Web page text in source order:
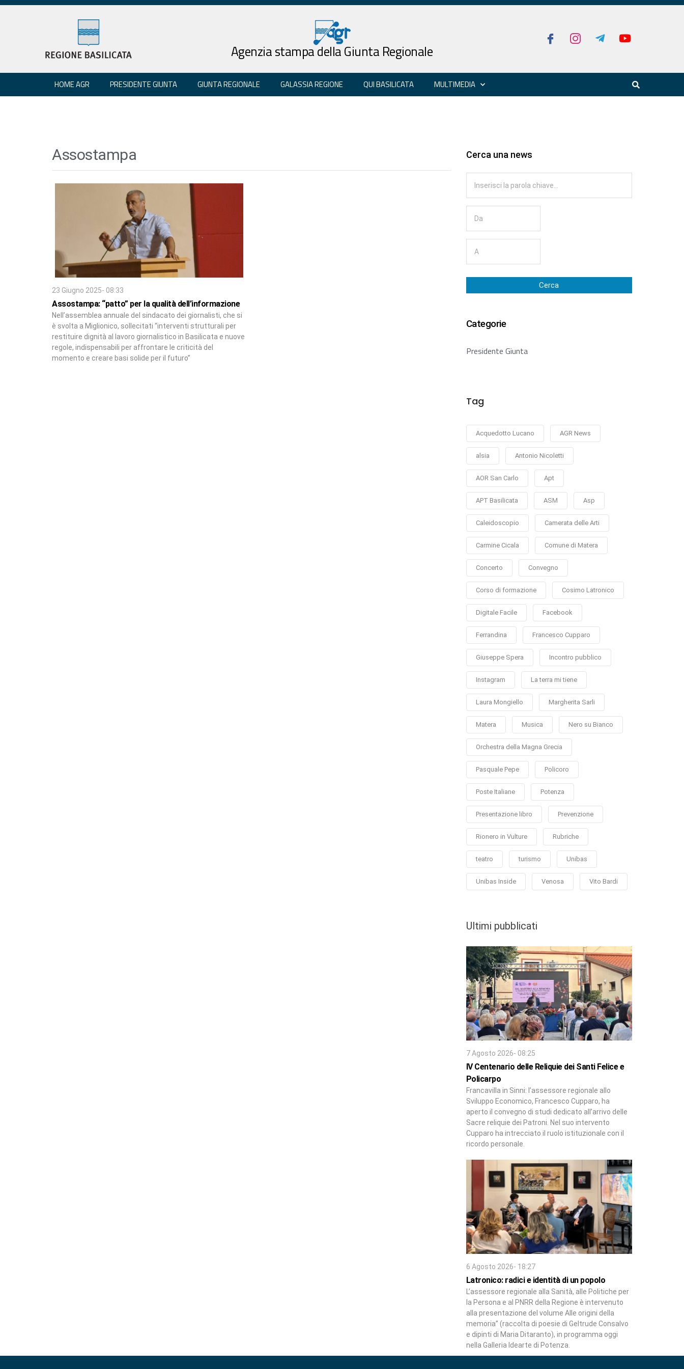
Agenzia stampa della Giunta Regionale
HOME AGR PRESIDENTE GIUNTA GIUNTA REGIONALE GALASSIA REGIONE QUI BASILICATA MULTIMEDIA
Assostampa
23 Giugno 2025- 08:33
Assostampa: “patto” per la qualità dell’informazione
Nell’assemblea annuale del sindacato dei giornalisti, che si
è svolta a Miglionico, sollecitati “interventi strutturali per
restituire dignità al lavoro giornalistico in Basilicata e nuove
regole, indispensabili per affrontare le criticità del
momento e creare basi solide per il futuro”
Cerca una news
Cerca
Categorie
Presidente Giunta
Tag
Acquedotto Lucano AGR News
alsia Antonio Nicoletti
AOR San Carlo Apt
APT Basilicata ASM Asp
Caleidoscopio Camerata delle Arti
Carmine Cicala Comune di Matera
Concerto Convegno
Corso di formazione Cosimo Latronico
Digitale Facile Facebook
Ferrandina Francesco Cupparo
Giuseppe Spera Incontro pubblico
Instagram La terra mi tiene
Laura Mongiello Margherita Sarli
Matera Musica Nero su Bianco
Orchestra della Magna Grecia
Pasquale Pepe Policoro
Poste Italiane Potenza
Presentazione libro Prevenzione
Rionero in Vulture Rubriche
teatro turismo Unibas
Unibas Inside Venosa Vito Bardi
Ultimi pubblicati
7 Agosto 2026- 08:25
IV Centenario delle Reliquie dei Santi Felice e
Policarpo
Francavilla in Sinni: l’assessore regionale allo
Sviluppo Economico, Francesco Cupparo, ha
aperto il convegno di studi dedicato all’arrivo delle
Sacre reliquie dei Patroni. Nel suo intervento
Cupparo ha intrecciato il ruolo istituzionale con il
ricordo personale.
6 Agosto 2026- 18:27
Latronico: radici e identità di un popolo
L’assessore regionale alla Sanità, alle Politiche per
la Persona e al PNRR della Regione è intervenuto
alla presentazione del volume Alle origini della
memoria” (raccolta di poesie di Geltrude Consalvo
e dipinti di Maria Ditaranto), in programma oggi
nella Galleria Idearte di Potenza.